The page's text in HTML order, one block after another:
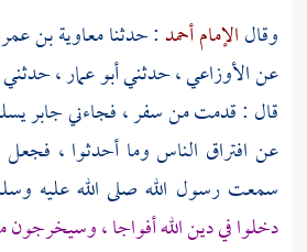
وقالالإمام أحمد: حدثنامعاوية بن
عنالأوزاعي ،حدثنيأبو عمار ،
قال : قدمت من سفر ، فجاءنيجابر
عن افتراق الناس وما أحدثوا ، فجعل
سمعت رسول الله صلى الله عليه
دخلوا في دين الله أفواجا ، وسيخرجون